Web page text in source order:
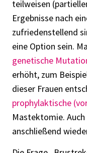
teilweisen
Ergebnisse nach
zufriedenstellend
eine Option sein.
genetische
erhöht, zum
dieser Frauen
prophylaktische
Mastektomie.
anschließend